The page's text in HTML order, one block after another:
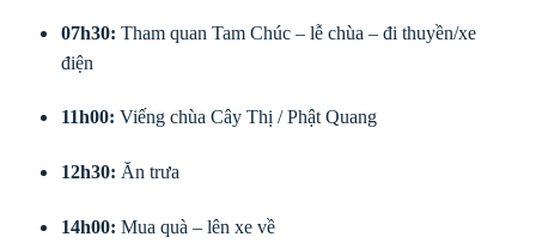
07h30: Tham quan Tam Chúc – lễ chùa – đi thuyền/xe
điện
11h00: Viếng chùa Cây Thị / Phật Quang
12h30: Ăn trưa
14h00: Mua quà – lên xe về